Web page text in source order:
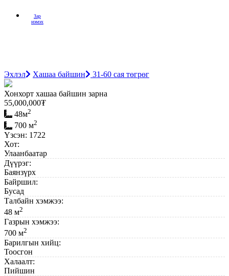
Зар
нэмэх
Эхлэл Хашаа байшин 31-60 сая төгрөг
Хонхорт хашаа байшин зарна
55,000,000₮
48м2
700 м2
Үзсэн: 1722
Хот:
Улаанбаатар
Дүүрэг:
Баянзүрх
Байршил:
Бусад
Талбайн хэмжээ:
48 м2
Газрын хэмжээ:
700 м2
Барилгын хийц:
Тоосгон
Халаалт:
Пийшин